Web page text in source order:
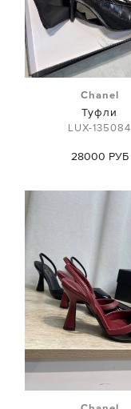
Chanel
Туфли
LUX-135084
28000 РУБ